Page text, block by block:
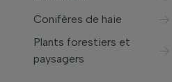
Conifères de haie
Plants forestiers et
paysagers